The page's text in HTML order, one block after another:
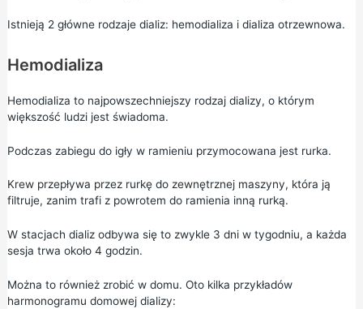
Istnieją 2 główne rodzaje dializ: hemodializa i dializa otrzewnowa.
Hemodializa
Hemodializa to najpowszechniejszy rodzaj dializy, o którym
większość ludzi jest świadoma.
Podczas zabiegu do igły w ramieniu przymocowana jest rurka.
Krew przepływa przez rurkę do zewnętrznej maszyny, która ją
filtruje, zanim trafi z powrotem do ramienia inną rurką.
W stacjach dializ odbywa się to zwykle 3 dni w tygodniu, a każda
sesja trwa około 4 godzin.
Można to również zrobić w domu. Oto kilka przykładów
harmonogramu domowej dializy: